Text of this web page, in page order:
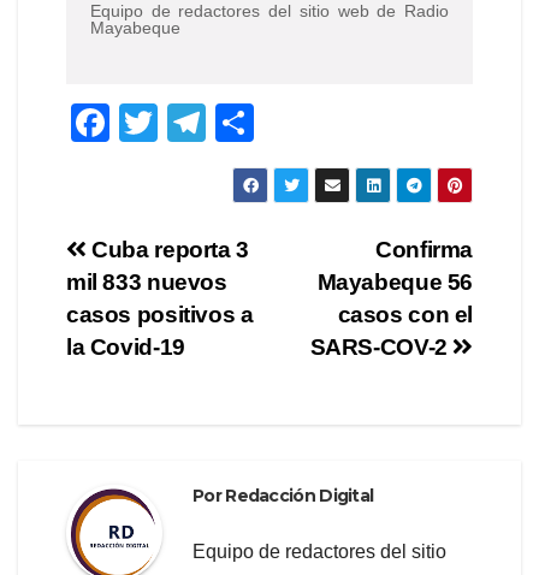
Equipo de redactores del sitio web de Radio
Mayabeque
F
e
b
o
o
T
er
T
el
gr
a
m
o
m
Navegación
de
entradas
Confirma
Mayabeque 56
casos con el
SARS-COV-2
Cuba reporta 3
mil 833 nuevos
casos positivos a
la Covid-19
PorRedacción Digital
Equipo de redactores del sitio